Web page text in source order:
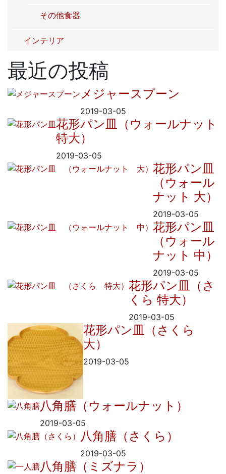
その他食器
インテリア
最近の投稿
メジャースプーン
2019-03-05
花形パン皿（ウォールナット
特大）
2019-03-05
花形パン皿
（ウォール
ナット 大）
2019-03-05
花形パン皿
（ウォール
ナット 中）
2019-03-05
花形パン皿（さ
くら 特大）
2019-03-05
花形パン皿（さくら
大）
2019-03-05
八角膳（ウォールナット）
2019-03-05
八角膳（さくら）
2019-03-05
八角膳（ミズナラ）